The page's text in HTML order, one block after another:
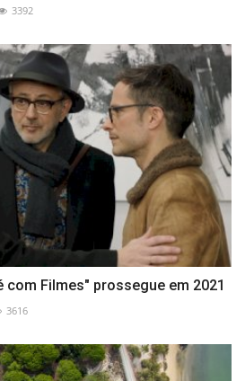
3392
com Filmes" prossegue em 2021
3616